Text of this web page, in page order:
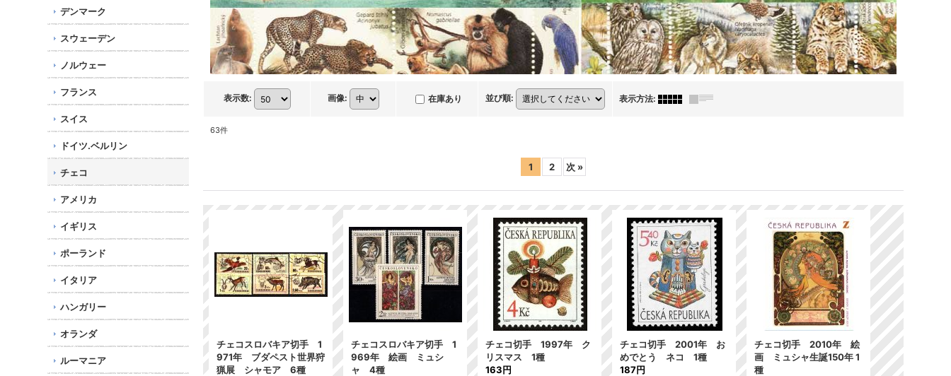
デンマーク
スウェーデン
ノルウェー
フランス
スイス
ドイツ.ベルリン
チェコ
アメリカ
イギリス
ポーランド
イタリア
ハンガリー
オランダ
ルーマニア
表示数: 画像: 在庫あり 並び順: 表示方法:
63件
1 2 次 »
チェコスロバキア切手 1
971年 ブダペスト世界狩
猟展 シャモア 6種
チェコスロバキア切手 1
969年 絵画 ミュシ
ャ 4種
チェコ切手 1997年 ク
リスマス 1種
163円
チェコ切手 2001年 お
めでとう ネコ 1種
187円
チェコ切手 2010年 絵
画 ミュシャ生誕150年 1
種